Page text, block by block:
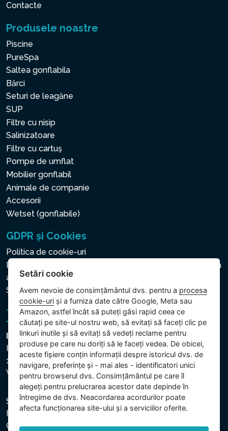
Contacte
Produsele noastre
Piscine
PureSpa
Saltea gonflabila
Bărci
Seturi de leagăne
SUP
Filtre cu nisip
Salinizatoare
Filtre cu cartuș
Pompe de umflat
Mobilier gonflabil
Animale de companie
Accesorii
Wetset (gonflabile)
GDPR și Cookies
Politica de cookie-uri
Politica privind protecția datelor cu caracter personal și a
altor date prelucrate
Setări cookie
Intex Trading, s.r.o.
Hradecká 2526/3
130 00 Praha 3
Vinohrady - Česká republika
Societatea este înregistrată la Tribunalul Municipal din
Praga, secția C, dosar 74759. CUI: 26150808, CIF:
CZ26150808.
Setări cookie
Avem nevoie de consimțământul dvs. pentru a procesa
cookie-uri și a furniza date către Google, Meta sau
Amazon, astfel încât să puteți găsi rapid ceea ce
căutați pe site-ul nostru web, să evitați să faceți clic pe
linkuri inutile și să evitați să vedeți reclame pentru
produse pe care nu doriți să le faceți vedea. De obicei,
aceste fișiere conțin informații despre istoricul dvs. de
navigare, preferințe și - mai ales - identificatori unici
pentru browserul dvs. Consimțământul pe care îl
alegeți pentru prelucrarea acestor date depinde în
întregime de dvs. Neacordarea acordurilor poate
afecta funcționarea site-ului și a serviciilor oferite.